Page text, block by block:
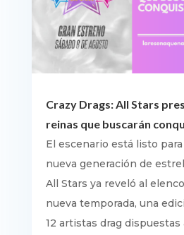
Crazy Drags: All Stars
reinas que buscarán
El escenario está listo
nueva generación de
All Stars ya reveló al
nueva temporada, una
12 artistas drag